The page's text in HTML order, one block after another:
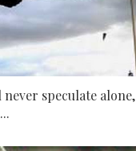
never speculate alone,